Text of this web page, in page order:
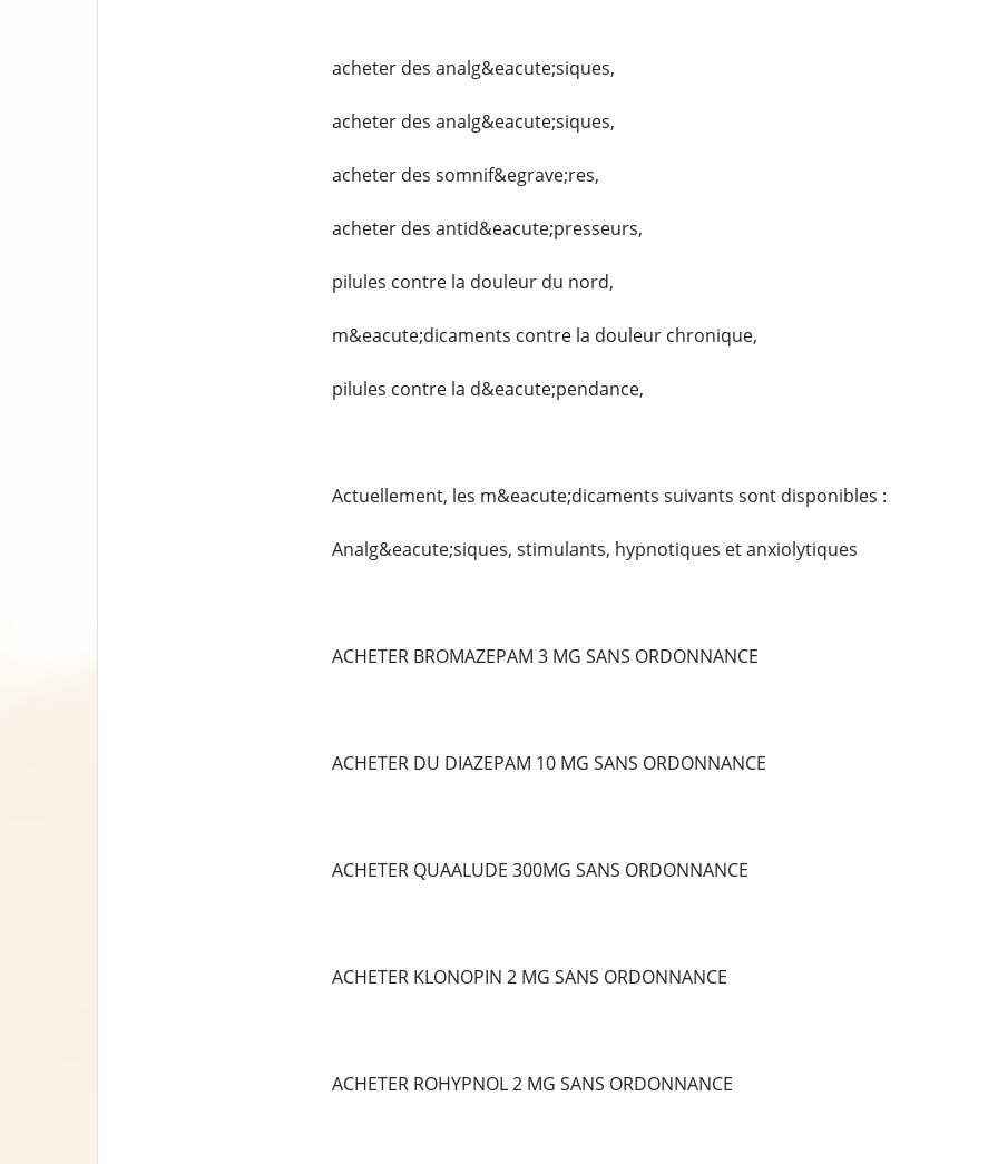
acheter des analg&eacute;siques,
acheter des analg&eacute;siques,
acheter des somnif&egrave;res,
acheter des antid&eacute;presseurs,
pilules contre la douleur du nord,
m&eacute;dicaments contre la douleur chronique,
pilules contre la d&eacute;pendance,
Actuellement, les m&eacute;dicaments suivants sont disponibles :
Analg&eacute;siques, stimulants, hypnotiques et anxiolytiques
ACHETER BROMAZEPAM 3 MG SANS ORDONNANCE
ACHETER DU DIAZEPAM 10 MG SANS ORDONNANCE
ACHETER QUAALUDE 300MG SANS ORDONNANCE
ACHETER KLONOPIN 2 MG SANS ORDONNANCE
ACHETER ROHYPNOL 2 MG SANS ORDONNANCE